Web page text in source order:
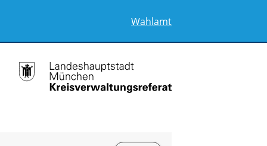
Wahlamt